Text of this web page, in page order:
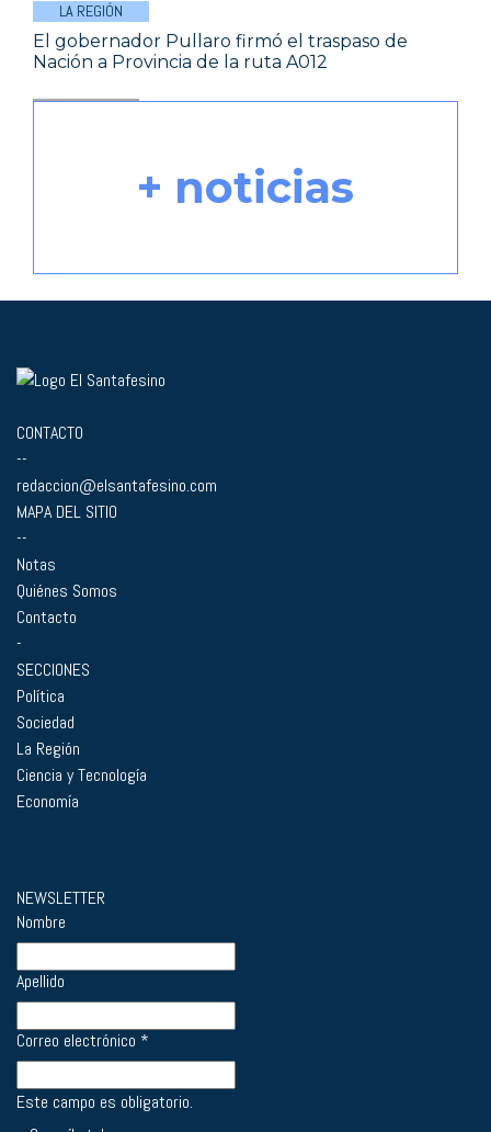
LA REGIÓN
El gobernador Pullaro firmó el traspaso de
Nación a Provincia de la ruta A012
+ noticias
CONTACTO
--
redaccion@elsantafesino.com
MAPA DEL SITIO
--
Notas
Quiénes Somos
Contacto
-
SECCIONES
Política
Sociedad
La Región
Ciencia y Tecnología
Economía
NEWSLETTER
Nombre
Apellido
Correo electrónico *
Este campo es obligatorio.